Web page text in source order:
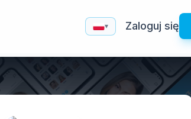
▾ Zaloguj się